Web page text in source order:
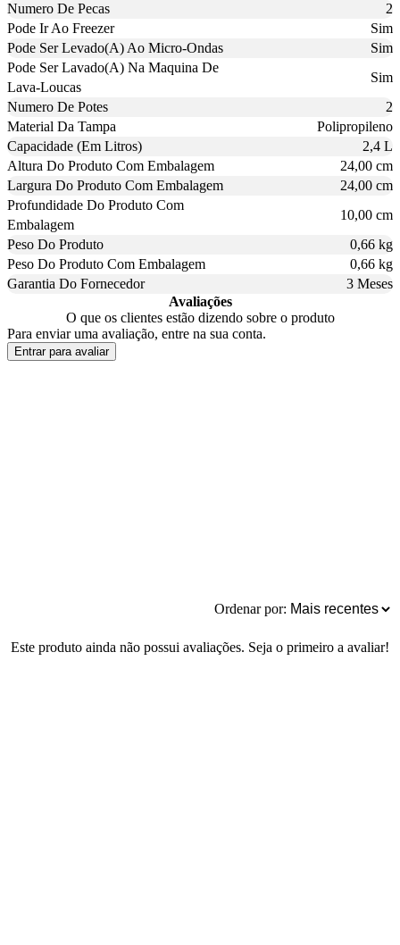
Numero De Pecas
2
Pode Ir Ao Freezer
Sim
Pode Ser Levado(A) Ao Micro-Ondas
Sim
Pode Ser Lavado(A) Na Maquina De
Lava-Loucas
Sim
Numero De Potes
2
Material Da Tampa
Polipropileno
Capacidade (Em Litros)
2,4 L
Altura Do Produto Com Embalagem
24,00 cm
Largura Do Produto Com Embalagem
24,00 cm
Profundidade Do Produto Com
Embalagem
10,00 cm
Peso Do Produto
0,66 kg
Peso Do Produto Com Embalagem
0,66 kg
Garantia Do Fornecedor
3 Meses
Avaliações
O que os clientes estão dizendo sobre o produto
Para enviar uma avaliação, entre na sua conta.
Entrar para avaliar
Ordenar por:
Este produto ainda não possui avaliações. Seja o primeiro a avaliar!